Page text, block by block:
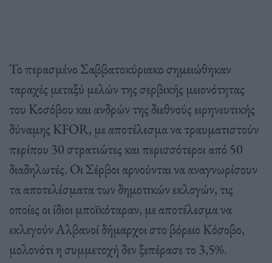
Το περασμένο Σαββατοκύριακο σημειώθηκαν
ταραχές μεταξύ μελών της σερβικής μειονότητας
του Κοσόβου και ανδρών της διεθνούς ειρηνευτικής
δύναμης KFOR, με αποτέλεσμα να τραυματιστούν
περίπου 30 στρατιώτες και περισσότεροι από 50
διαδηλωτές. Οι Σέρβοι αρνούνται να αναγνωρίσουν
τα αποτελέσματα των δημοτικών εκλογών, τις
οποίες οι ίδιοι μποϊκόταραν, με αποτέλεσμα να
εκλεγούν Αλβανοί δήμαρχοι στο βόρειο Κόσοβο,
μολονότι η συμμετοχή δεν ξεπέρασε το 3,5%.